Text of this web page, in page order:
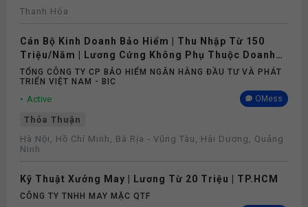
Thanh Hóa
Cán Bộ Kinh Doanh Bảo Hiểm | Thu Nhập Từ 150
Triệu/Năm | Lương Cứng Không Phụ Thuộc Doanh
Số
TỔNG CÔNG TY CP BẢO HIỂM NGÂN HÀNG ĐẦU TƯ VÀ PHÁT
TRIỂN VIỆT NAM - BIC
Active OMess
Thỏa Thuận
Hà Nội, Hồ Chí Minh, Bà Rịa - Vũng Tàu, Hải Dương, Quảng
Ninh
Kỹ Thuật Xưởng May | Lương Từ 20 Triệu | TP.HCM
CÔNG TY TNHH MAY MẶC QTF